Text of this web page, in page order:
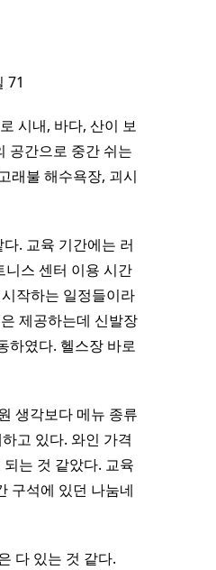
71
시내, 바다, 산이 보
공간으로 중간 쉬는
래불 해수욕장, 괴시
. 교육 기간에는 러
니스 센터 이용 시간
작하는 일정들이라
제공하는데 신발장
하였다. 헬스장 바로
생각보다 메뉴 종류
고 있다. 와인 가격
는 것 같았다. 교육
구석에 있던 나눔네
다 있는 것 같다.